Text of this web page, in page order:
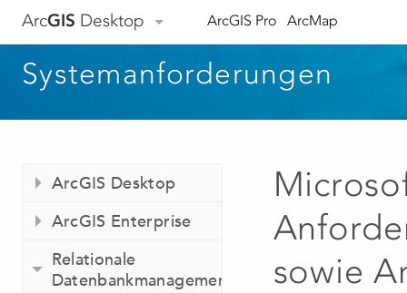
ArcGIS Desktop ArcGIS Pro ArcMap
Systemanforderungen
ArcGIS Desktop
ArcGIS Enterprise
Relationale
Datenbankmanagementsystemesowie